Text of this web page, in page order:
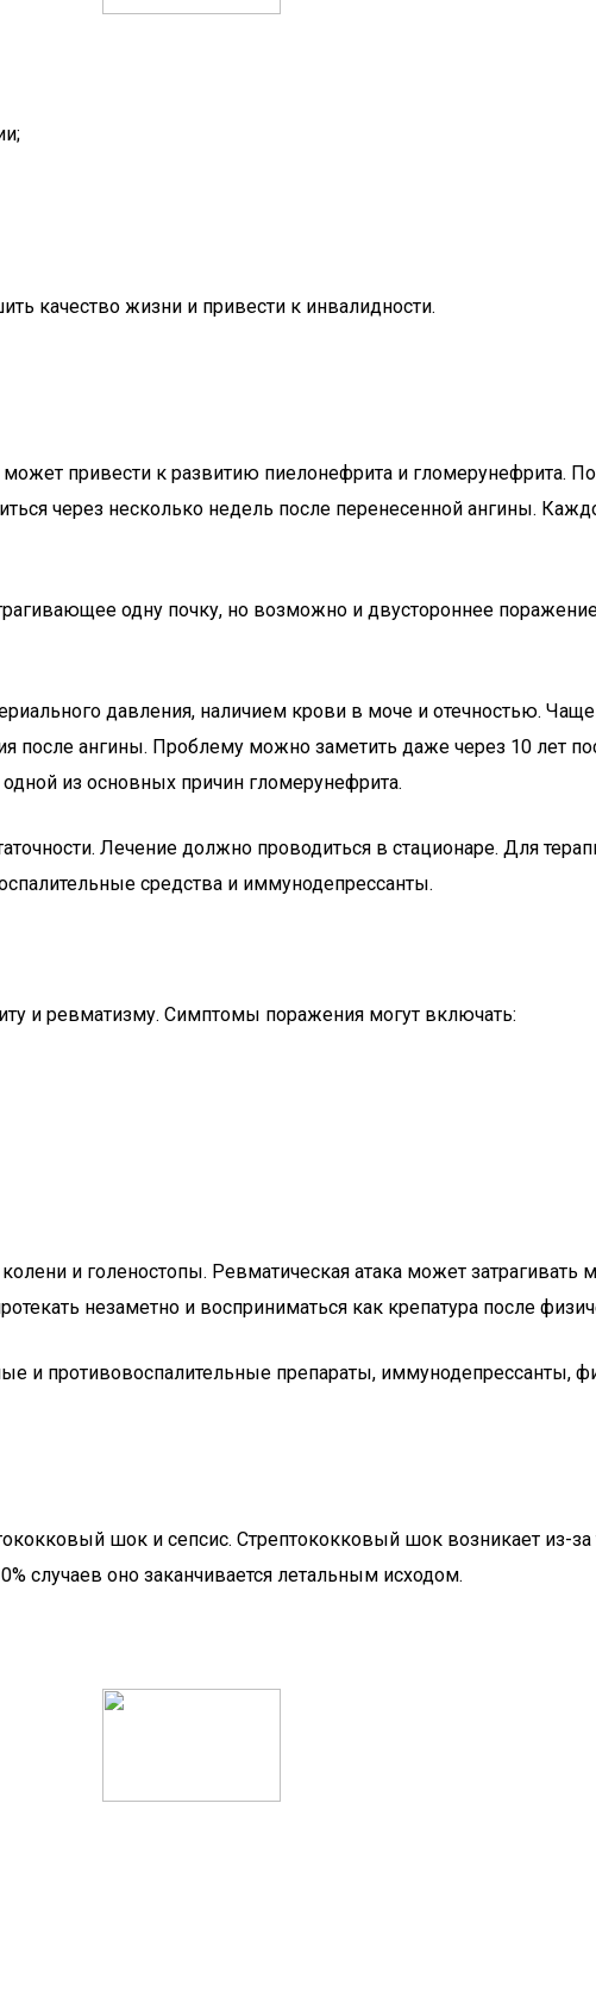
качество жизни и привести к инвалидности.
привести к развитию пиелонефрита и гломерунефрита.
через несколько недель после перенесенной ангины.
одну почку, но возможно и двустороннее
давления, наличием крови в моче и отечностью.
после ангины. Проблему можно заметить даже через 10 лет
одной из основных причин гломерунефрита.
Лечение должно проводиться в стационаре. Для
средства и иммунодепрессанты.
и ревматизму. Симптомы поражения могут включать:
и голеностопы. Ревматическая атака может
незаметно и восприниматься как крепатура после
и противовоспалительные препараты, иммунодепрессанты,
шок и сепсис. Стрептококковый шок возникает из-за
случаев оно заканчивается летальным исходом.